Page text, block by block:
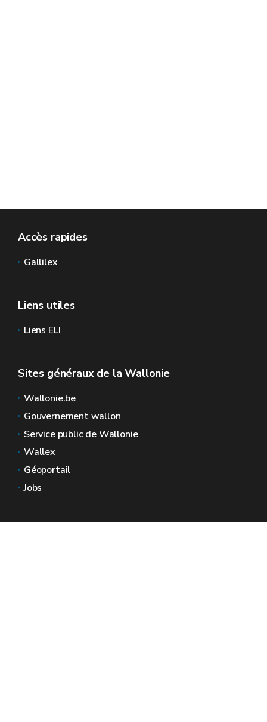
Accès rapides
Gallilex
Liens utiles
Liens ELI
Sites généraux de la Wallonie
Wallonie.be
Gouvernement wallon
Service public de Wallonie
Wallex
Géoportail
Jobs